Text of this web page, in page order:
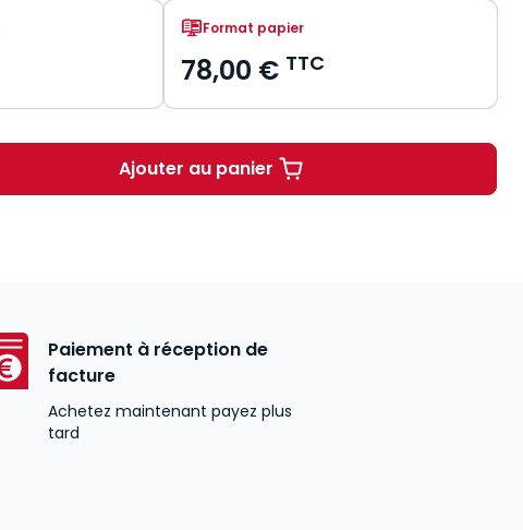
Format papier
78,00 € TTC
Ajouter au panierResponsabilité des avocats 2026/
Paiement à réception de
facture
Achetez maintenant payez plus
tard